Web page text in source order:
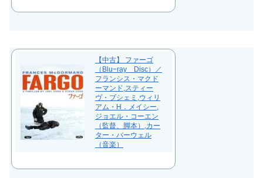
【中古】 ファーゴ
（Blu−ray Disc）／
フランシス・マクド
ーマンド,スティー
ヴ・ブシェミ,ウィリ
アム・H．メイシー,
ジョエル・コーエン
（監督、脚本）,カー
ター・バーウェル
（音楽）